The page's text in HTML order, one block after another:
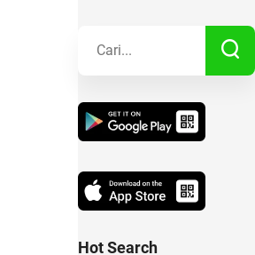
Hot Search